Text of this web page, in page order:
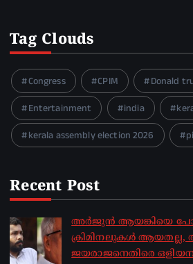
Tag Clouds
Congress CPIM
Donald
Entertainment
india
kerala assembly election 2026
Recent Post
അർജുൻ ആയങ്കിയെ
ക്രിമിനലുകൾ ആയതല്ല,
ജയരാജനെതിരെ